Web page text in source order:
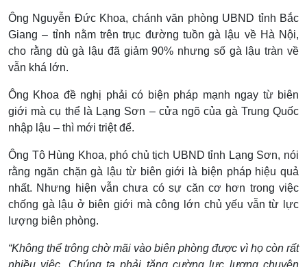
Ông Nguyễn Đức Khoa, chánh văn phòng UBND tỉnh Bắc
Giang – tỉnh nằm trên trục đường tuồn gà lậu về Hà Nội,
cho rằng dù gà lậu đã giảm 90% nhưng số gà lậu tràn về
vẫn khá lớn.
Ông Khoa đề nghị phải có biện pháp mạnh ngay từ biên
giới mà cụ thể là Lạng Sơn – cửa ngõ của gà Trung Quốc
nhập lậu – thì mới triệt để.
Ông Tô Hùng Khoa, phó chủ tịch UBND tỉnh Lạng Sơn, nói
rằng ngăn chặn gà lậu từ biên giới là biện pháp hiệu quả
nhất. Nhưng hiện vẫn chưa có sự căn cơ hơn trong việc
chống gà lậu ở biên giới mà công lớn chủ yếu vẫn từ lực
lượng biên phòng.
“Không thể trông chờ mãi vào biên phòng được vì họ còn rất
nhiều việc. Chúng ta phải tăng cường lực lượng chuyên